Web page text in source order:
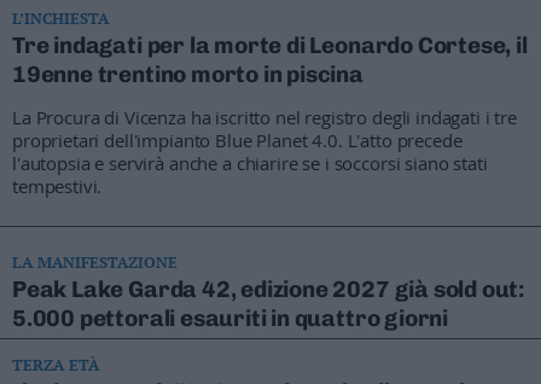
L’INCHIESTA
Tre indagati per la morte di Leonardo Cortese, il
19enne trentino morto in piscina
La Procura di Vicenza ha iscritto nel registro degli indagati i tre
proprietari dell'impianto Blue Planet 4.0. L'atto precede
l'autopsia e servirà anche a chiarire se i soccorsi siano stati
tempestivi.
LA MANIFESTAZIONE
Peak Lake Garda 42, edizione 2027 già sold out:
5.000 pettorali esauriti in quattro giorni
TERZA ETÀ